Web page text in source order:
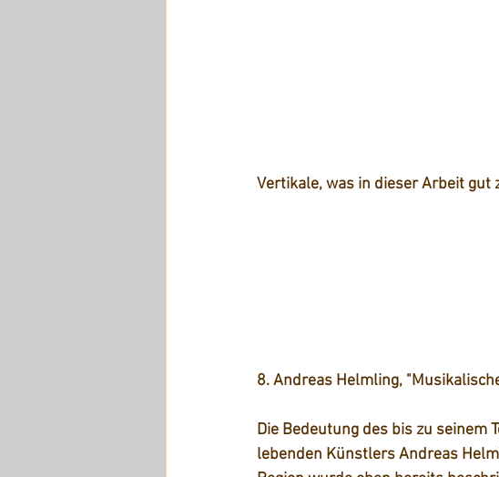
Vertikale, was in dieser Arbeit
8. Andreas Helmling,
Die Bedeutung des bis zu seinem
lebenden Künstlers Andreas